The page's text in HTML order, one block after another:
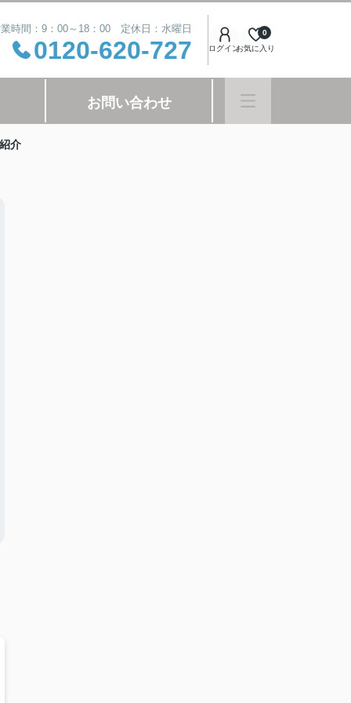
時間：9：00～18：00 定休日：水曜日
0120-620-727 ログインお気に入り
0
お問い合わせ
介